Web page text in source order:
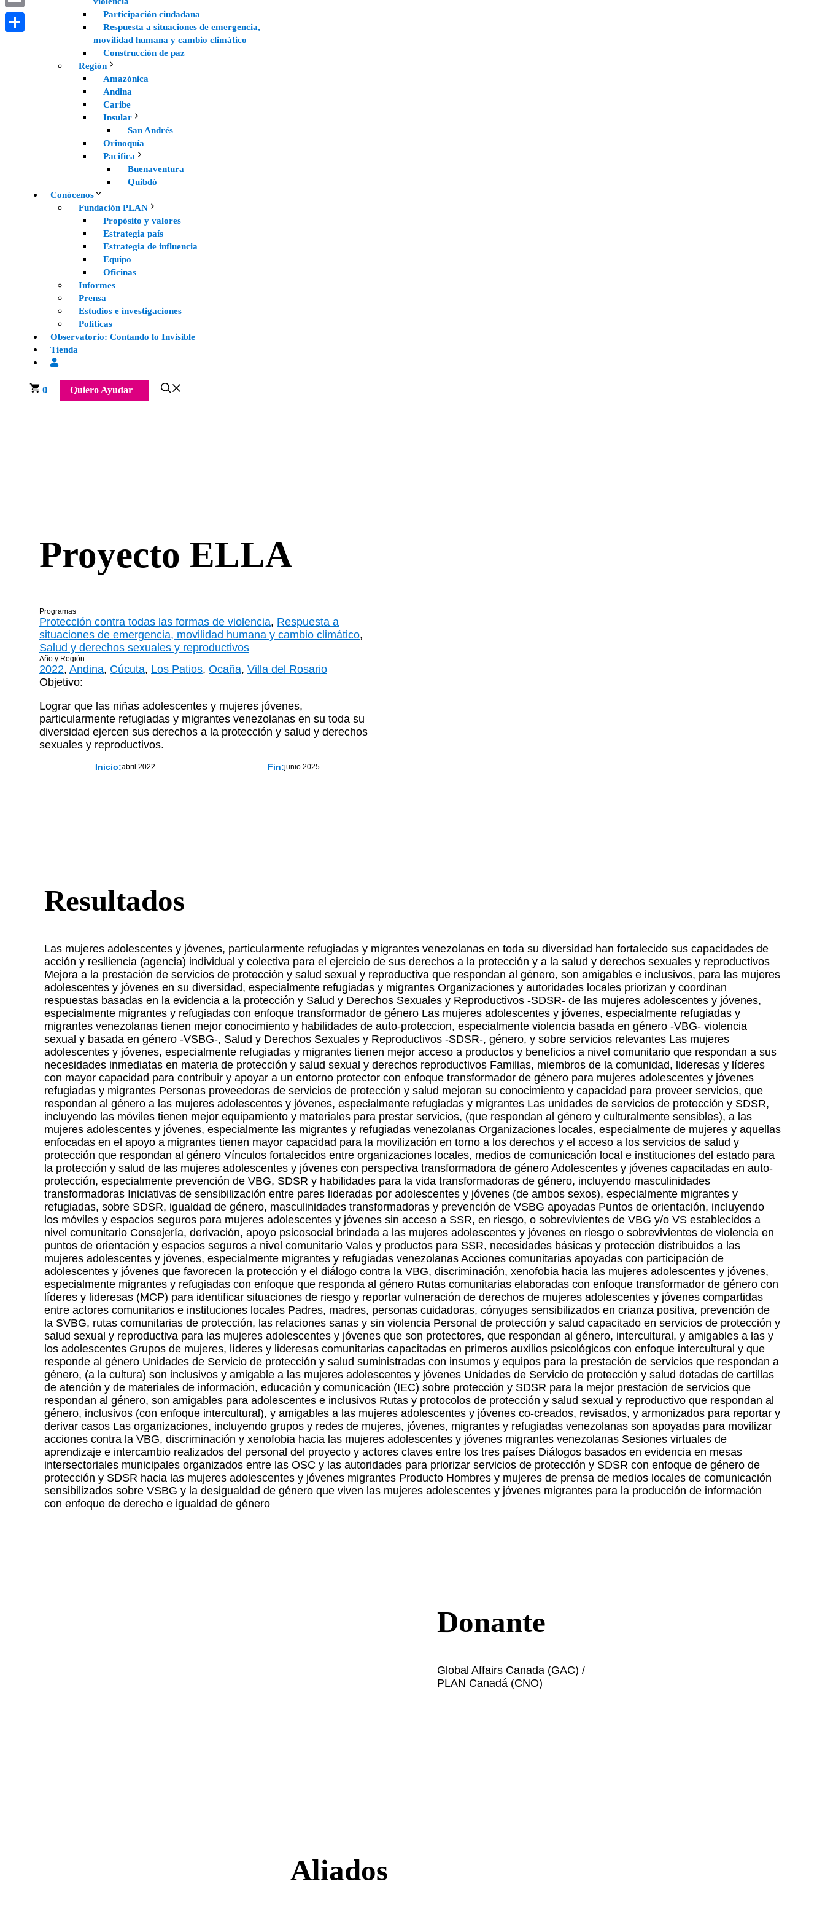
Participación ciudadana
Respuesta a situaciones de emergencia,
movilidad humana y cambio climático
Construcción de paz
Región
Amazónica
Andina
Caribe
Insular
San Andrés
Orinoquía
Pacifica
Buenaventura
Quibdó
Conócenos
Fundación PLAN
Propósito y valores
Estrategia país
Estrategia de influencia
Equipo
Oficinas
Informes
Prensa
Estudios e investigaciones
Políticas
Observatorio: Contando lo Invisible
Tienda
0 Quiero Ayudar
Proyecto ELLA
Programas
Protección contra todas las formas de violencia, Respuesta a
situaciones de emergencia, movilidad humana y cambio climático,
Salud y derechos sexuales y reproductivos
Año y Región
2022, Andina, Cúcuta, Los Patios, Ocaña, Villa del Rosario
Objetivo:
Lograr que las niñas adolescentes y mujeres jóvenes,
particularmente refugiadas y migrantes venezolanas en su toda su
diversidad ejercen sus derechos a la protección y salud y derechos
sexuales y reproductivos.
Inicio:abril 2022 Fin:junio 2025
Resultados
Las mujeres adolescentes y jóvenes, particularmente refugiadas y migrantes venezolanas en toda su diversidad han fortalecido sus capacidades de
acción y resiliencia (agencia) individual y colectiva para el ejercicio de sus derechos a la protección y a la salud y derechos sexuales y reproductivos
Mejora a la prestación de servicios de protección y salud sexual y reproductiva que respondan al género, son amigables e inclusivos, para las mujeres
adolescentes y jóvenes en su diversidad, especialmente refugiadas y migrantes Organizaciones y autoridades locales priorizan y coordinan
respuestas basadas en la evidencia a la protección y Salud y Derechos Sexuales y Reproductivos -SDSR- de las mujeres adolescentes y jóvenes,
especialmente migrantes y refugiadas con enfoque transformador de género Las mujeres adolescentes y jóvenes, especialmente refugiadas y
migrantes venezolanas tienen mejor conocimiento y habilidades de auto-proteccion, especialmente violencia basada en género -VBG- violencia
sexual y basada en género -VSBG-, Salud y Derechos Sexuales y Reproductivos -SDSR-, género, y sobre servicios relevantes Las mujeres
adolescentes y jóvenes, especialmente refugiadas y migrantes tienen mejor acceso a productos y beneficios a nivel comunitario que respondan a sus
necesidades inmediatas en materia de protección y salud sexual y derechos reproductivos Familias, miembros de la comunidad, lideresas y líderes
con mayor capacidad para contribuir y apoyar a un entorno protector con enfoque transformador de género para mujeres adolescentes y jóvenes
refugiadas y migrantes Personas proveedoras de servicios de protección y salud mejoran su conocimiento y capacidad para proveer servicios, que
respondan al género a las mujeres adolescentes y jóvenes, especialmente refugiadas y migrantes Las unidades de servicios de protección y SDSR,
incluyendo las móviles tienen mejor equipamiento y materiales para prestar servicios, (que respondan al género y culturalmente sensibles), a las
mujeres adolescentes y jóvenes, especialmente las migrantes y refugiadas venezolanas Organizaciones locales, especialmente de mujeres y aquellas
enfocadas en el apoyo a migrantes tienen mayor capacidad para la movilización en torno a los derechos y el acceso a los servicios de salud y
protección que respondan al género Vínculos fortalecidos entre organizaciones locales, medios de comunicación local e instituciones del estado para
la protección y salud de las mujeres adolescentes y jóvenes con perspectiva transformadora de género Adolescentes y jóvenes capacitadas en auto-
protección, especialmente prevención de VBG, SDSR y habilidades para la vida transformadoras de género, incluyendo masculinidades
transformadoras Iniciativas de sensibilización entre pares lideradas por adolescentes y jóvenes (de ambos sexos), especialmente migrantes y
refugiadas, sobre SDSR, igualdad de género, masculinidades transformadoras y prevención de VSBG apoyadas Puntos de orientación, incluyendo
los móviles y espacios seguros para mujeres adolescentes y jóvenes sin acceso a SSR, en riesgo, o sobrevivientes de VBG y/o VS establecidos a
nivel comunitario Consejería, derivación, apoyo psicosocial brindada a las mujeres adolescentes y jóvenes en riesgo o sobrevivientes de violencia en
puntos de orientación y espacios seguros a nivel comunitario Vales y productos para SSR, necesidades básicas y protección distribuidos a las
mujeres adolescentes y jóvenes, especialmente migrantes y refugiadas venezolanas Acciones comunitarias apoyadas con participación de
adolescentes y jóvenes que favorecen la protección y el diálogo contra la VBG, discriminación, xenofobia hacia las mujeres adolescentes y jóvenes,
especialmente migrantes y refugiadas con enfoque que responda al género Rutas comunitarias elaboradas con enfoque transformador de género con
líderes y lideresas (MCP) para identificar situaciones de riesgo y reportar vulneración de derechos de mujeres adolescentes y jóvenes compartidas
entre actores comunitarios e instituciones locales Padres, madres, personas cuidadoras, cónyuges sensibilizados en crianza positiva, prevención de
la SVBG, rutas comunitarias de protección, las relaciones sanas y sin violencia Personal de protección y salud capacitado en servicios de protección y
salud sexual y reproductiva para las mujeres adolescentes y jóvenes que son protectores, que respondan al género, intercultural, y amigables a las y
los adolescentes Grupos de mujeres, líderes y lideresas comunitarias capacitadas en primeros auxilios psicológicos con enfoque intercultural y que
responde al género Unidades de Servicio de protección y salud suministradas con insumos y equipos para la prestación de servicios que respondan a
género, (a la cultura) son inclusivos y amigable a las mujeres adolescentes y jóvenes Unidades de Servicio de protección y salud dotadas de cartillas
de atención y de materiales de información, educación y comunicación (IEC) sobre protección y SDSR para la mejor prestación de servicios que
respondan al género, son amigables para adolescentes e inclusivos Rutas y protocolos de protección y salud sexual y reproductivo que respondan al
género, inclusivos (con enfoque intercultural), y amigables a las mujeres adolescentes y jóvenes co-creados, revisados, y armonizados para reportar y
derivar casos Las organizaciones, incluyendo grupos y redes de mujeres, jóvenes, migrantes y refugiadas venezolanas son apoyadas para movilizar
acciones contra la VBG, discriminación y xenofobia hacia las mujeres adolescentes y jóvenes migrantes venezolanas Sesiones virtuales de
aprendizaje e intercambio realizados del personal del proyecto y actores claves entre los tres países Diálogos basados en evidencia en mesas
intersectoriales municipales organizados entre las OSC y las autoridades para priorizar servicios de protección y SDSR con enfoque de género de
protección y SDSR hacia las mujeres adolescentes y jóvenes migrantes Producto Hombres y mujeres de prensa de medios locales de comunicación
sensibilizados sobre VSBG y la desigualdad de género que viven las mujeres adolescentes y jóvenes migrantes para la producción de información
con enfoque de derecho e igualdad de género
Donante
Global Affairs Canada (GAC) /
PLAN Canadá (CNO)
Aliados
Email